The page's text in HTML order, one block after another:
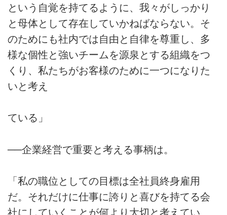
という自覚を持てるように、我々がしっかり
と母体として存在していかねばならない。そ
のためにも社内では自由と自律を尊重し、多
様な個性と強いチームを源泉とする組織をつ
くり、私たちがお客様のために一つになりた
いと考え
ている」
──企業経営で重要と考える事柄は。
「私の職位としての目標は全社員終身雇用
だ。それだけに仕事に誇りと喜びを持てる会
社にしていくことが何より大切と考えてい